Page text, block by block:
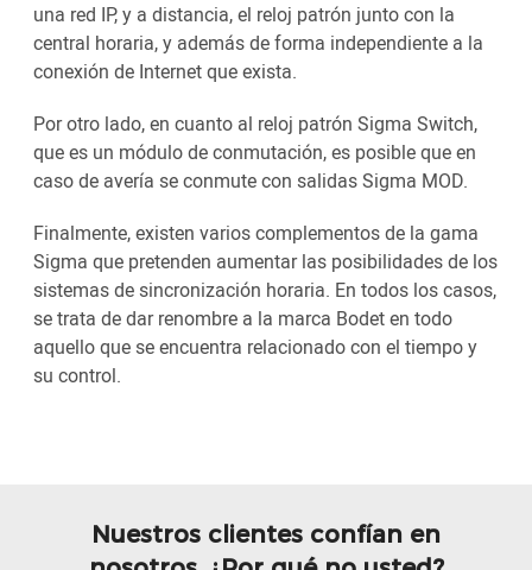
una red IP, y a distancia, el reloj patrón junto con la
central horaria, y además de forma independiente a la
conexión de Internet que exista.
Por otro lado, en cuanto al reloj patrón Sigma Switch,
que es un módulo de conmutación, es posible que en
caso de avería se conmute con salidas Sigma MOD.
Finalmente, existen varios complementos de la gama
Sigma que pretenden aumentar las posibilidades de los
sistemas de sincronización horaria. En todos los casos,
se trata de dar renombre a la marca Bodet en todo
aquello que se encuentra relacionado con el tiempo y
su control.
Nuestros clientes confían en